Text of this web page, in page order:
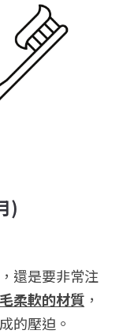
)
還是要非常注
柔軟的材質 ，
的壓迫。